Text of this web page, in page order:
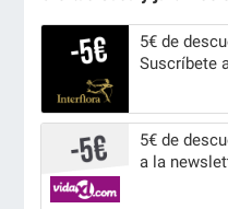
5€ de
Suscríbete
5€ de
a la